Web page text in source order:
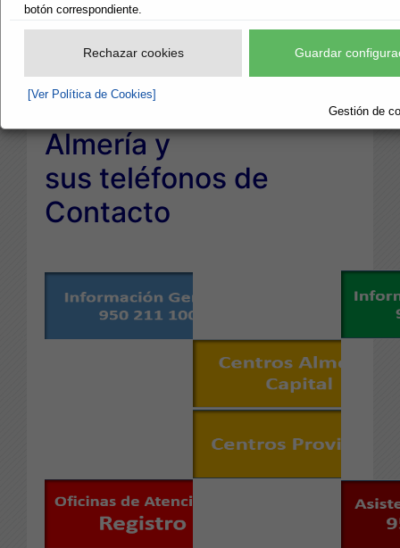
botón correspondiente.
Rechazar cookies Guardar
[Ver Política de Cookies]
Gestión de
Direcciones de
Centros y Oficinas de
la Diputación de
Almería y
sus teléfonos de
Contacto